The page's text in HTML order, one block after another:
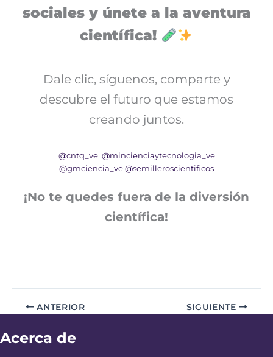
sociales y únete a la aventura
científica!
Dale clic, síguenos, comparte y
descubre el futuro que estamos
creando juntos.
@cntq_ve @mincienciaytecnologia_ve
@gmciencia_ve @semilleroscientificos
¡No te quedes fuera de la diversión
científica!
ANTERIOR SIGUIENTE
Acerca de